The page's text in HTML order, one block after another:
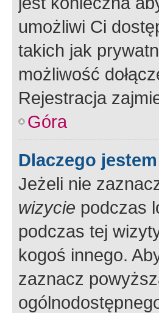
umożliwi Ci
takich jak
możliwość
Rejestracja
Góra
Dlaczego
Jeżeli nie
wizycie podczas
podczas tej
kogoś innego.
zaznacz